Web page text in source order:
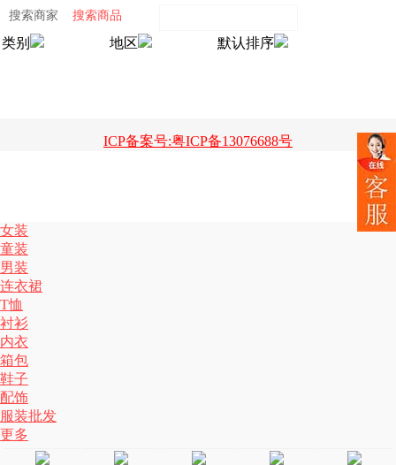
搜索商家 搜索商品
类别 地区 默认排序
ICP备案号:粤ICP备13076688号
女装
童装
男装
连衣裙
T恤
衬衫
内衣
箱包
鞋子
配饰
服装批发
更多